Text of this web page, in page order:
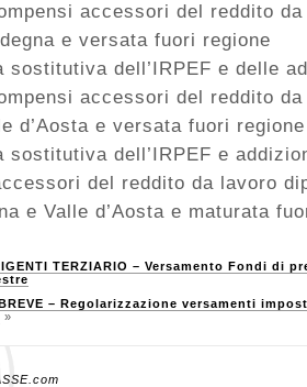
accessori del reddito
e versata fuori regione
sostitutiva dell’IRPEF e delle
accessori del reddito
d’Aosta e versata fuori regione
sostitutiva dell’IRPEF e
del reddito da lavoro
e Valle d’Aosta e maturata
TERZIARIO – Versamento Fondi di
BREVE – Regolarizzazione versamenti
»